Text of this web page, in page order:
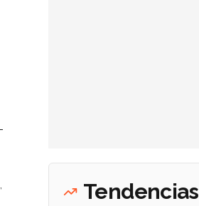
Tendencias